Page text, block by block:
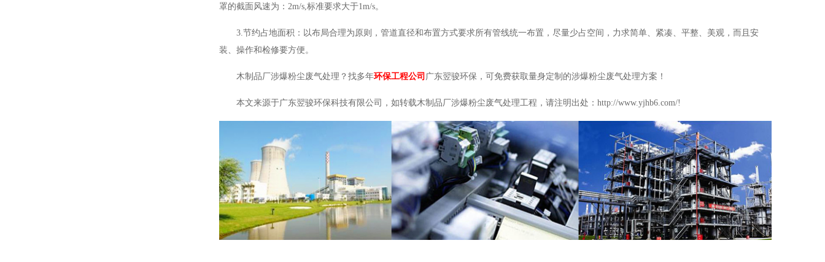
罩的截面风速为：2m/s,标准要求大于1m/s。
3.节约占地面积：以布局合理为原则，管道直径和布置方式要求所有管线统一布置，尽量少占空间，力求简单、紧凑、平整、美观，而且安
装、操作和检修要方便。
木制品厂涉爆粉尘废气处理？找多年环保工程公司 广东翌骏环保，可免费获取量身定制的涉爆粉尘废气处理方案！
本文来源于广东翌骏环保科技有限公司，如转载木制品厂涉爆粉尘废气处理工程，请注明出处：http://www.yjhb6.com/!